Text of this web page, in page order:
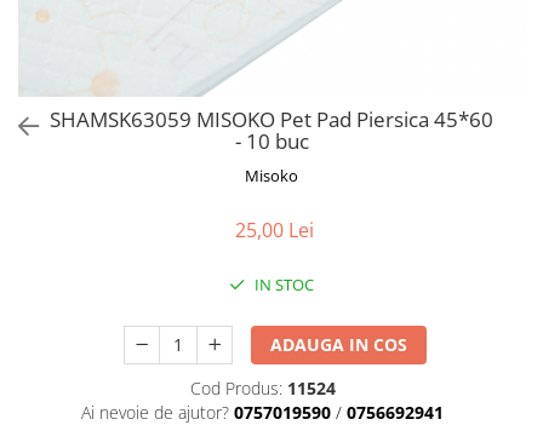
Orijen
Hrana umeda
Custi si Genti de Transport
Diete veterinare
SHAMSK63059 MISOKO Pet Pad Piersica 45*60
- 10 buc
Misoko
25,00 Lei
IN STOC
ADAUGA IN COS
Cod Produs: 11524
Ai nevoie de ajutor? 0757019590 / 0756692941